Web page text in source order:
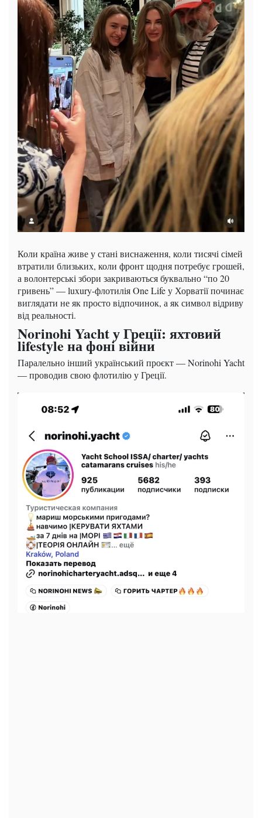
Коли країна живе у стані виснаження, коли тисячі сімей
втратили близьких, коли фронт щодня потребує грошей,
а волонтерські збори закриваються буквально “по 20
гривень” — luxury-флотилія One Life у Хорватії починає
виглядати не як просто відпочинок, а як символ відриву
від реальності.
Norinohi Yacht у Греції: яхтовий
lifestyle на фоні війни
Паралельно інший український проєкт — Norinohi Yacht
— проводив свою флотилію у Греції.